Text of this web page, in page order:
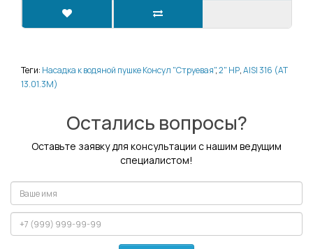
Теги: Насадка к водяной пушке Консул "Струевая",2" НР,AISI 316 (АТ
13.01.3M)
Остались вопросы?
Оставьте заявку для консультации с нашим ведущим
специалистом!